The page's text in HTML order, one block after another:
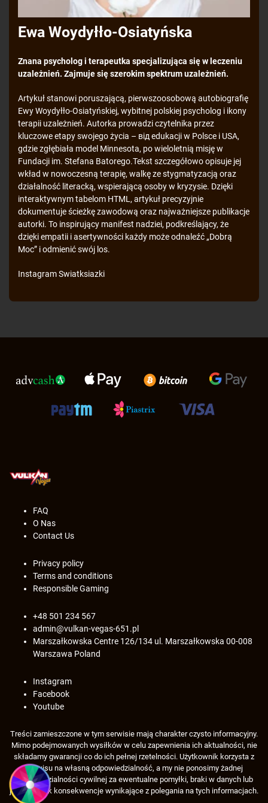
Ewa Woydyłło-Osiatyńska
Znana psycholog i terapeutka specjalizująca się w leczeniu
uzależnień. Zajmuje się szerokim spektrum uzależnień.
Artykuł stanowi poruszającą, pierwszoosobową autobiografię
Ewy Woydyłło-Osiatyńskiej, wybitnej polskiej psycholog i ikony
terapii uzależnień. Autorka prowadzi czytelnika przez
kluczowe etapy swojego życia – від edukacji w Polsce i USA,
gdzie zgłębiała model Minnesota, po wieloletnią misję w
Fundacji im. Stefana Batorego.Tekst szczegółowo opisuje jej
wkład w nowoczesną terapię, walkę ze stygmatyzacją oraz
działalność literacką, wspierającą osoby w kryzysie. Dzięki
interaktywnym tabelom HTML, artykuł precyzyjnie
dokumentuje ścieżkę zawodową oraz najważniejsze publikacje
autorki. To inspirujący manifest nadziei, podkreślający, że
dzięki empatii i asertywności każdy może odnaleźć „Dobrą
Moc” i odmienić swój los.
InstagramSwiatksiazki
FAQ
O Nas
Contact Us
Privacy policy
Terms and conditions
Responsible Gaming
+48 501 234 567
admin@vulkan-vegas-651.pl
Marszałkowska Centre 126/134 ul. Marszałkowska 00-008
Warszawa Poland
Instagram
Facebook
Youtube
Treści zamieszczone w tym serwisie mają charakter czysto informacyjny.
Mimo podejmowanych wysiłków w celu zapewnienia ich aktualności, nie
składamy gwarancji co do ich pełnej rzetelności. Użytkownik korzysta z
serwisu na własną odpowiedzialność, a my nie ponosimy żadnej
odpowiedzialności cywilnej za ewentualne pomyłki, braki w danych lub
jakiekolwiek konsekwencje wynikające z polegania na tych informacjach.